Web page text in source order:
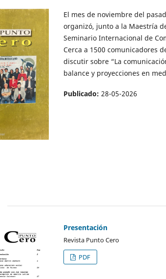
El mes de noviembre del
organizó, junto a la Maestría
Seminario Internacional de
Cerca a 1500 comunicadores
discutir sobre “La
balance y proyecciones en
Publicado: 28-05-2026
Presentación
Revista Punto Cero
PDF